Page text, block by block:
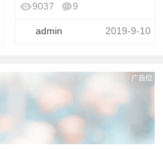
9037
9
admin 2019-9-10